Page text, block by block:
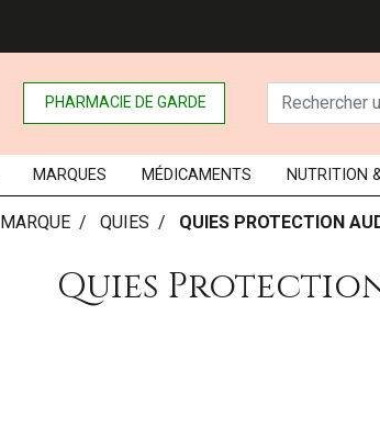
PHARMACIE DE GARDE
MARQUES MÉDICAMENTS NUTRITION
MARQUE QUIES QUIES PROTECTION
Quies